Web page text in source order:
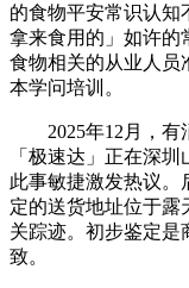
的食物平安常识认知
拿来食用的」如许的
食物相关的从业人员
本学问培训。
2025年12月，有
「极速达」正在深
此事敏捷激发热议。
定的送货地址位于露
关踪迹。初步鉴定是
致。